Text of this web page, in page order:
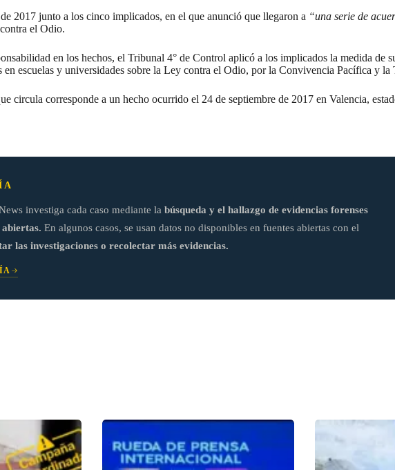
2017 junto a los cinco implicados, en el que anunció que llegaron a “una serie de
el Odio.
en los hechos, el Tribunal 4° de Control aplicó a los implicados la medida de
en escuelas y universidades sobre la Ley contra el Odio, por la Convivencia Pacífica y la
circula corresponde a un hecho ocurrido el 24 de septiembre de 2017 en Valencia,
investiga cada caso mediante la búsqueda y el hallazgo de evidencias forenses
abiertas. En algunos casos, se usan datos no disponibles en fuentes abiertas con el
las investigaciones o recolectar más evidencias.